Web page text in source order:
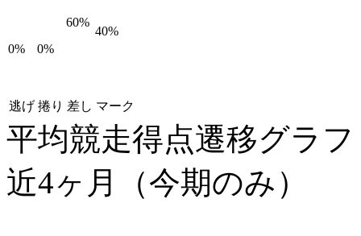
0% 0%
60%
40%
逃げ 捲り 差し マーク
平均競走得点遷移グラ
近4ヶ月（今期のみ）